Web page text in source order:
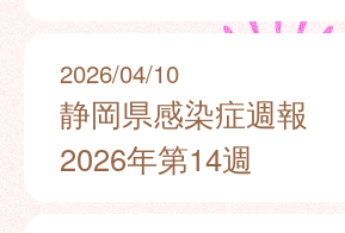
2026/04/10
静岡県感染症週報
2026年第14週